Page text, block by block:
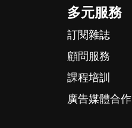
多元服務
訂閱雜誌
顧問服務
課程培訓
廣告媒體合作